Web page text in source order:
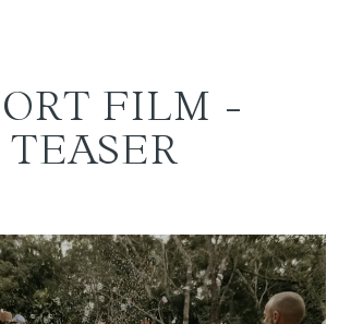
FILM -
TEASER